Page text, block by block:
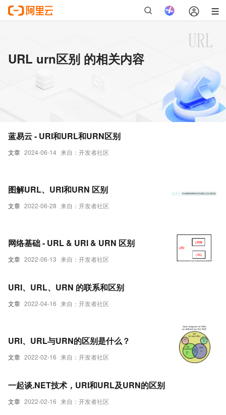
URL urn区别 的相关内容
文章 2024-06-14 来自：开发者社区
蓝易云 - URI和URL和URN区别
文章 2022-06-28 来自：开发者社区
图解URL、URI和URN 区别
文章 2022-06-13 来自：开发者社区
网络基础 - URL & URI & URN 区别
文章 2022-04-16 来自：开发者社区
URI、URL、URN 的联系和区别
文章 2022-02-16 来自：开发者社区
URI、URL与URN的区别是什么？
文章 2022-02-16 来自：开发者社区
一起谈.NET技术，URI和URL及URN的区别